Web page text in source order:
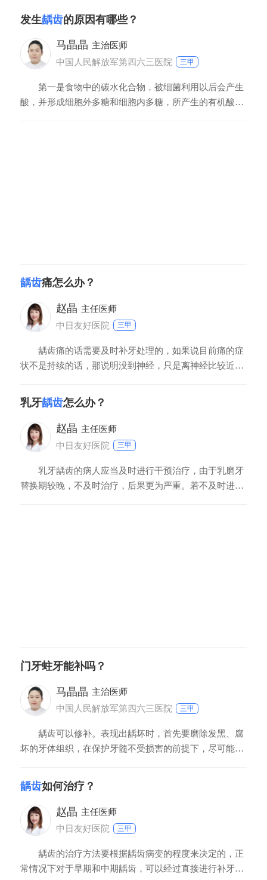
发生龋齿的原因有哪些？
马晶晶 主治医师
中国人民解放军第四六三医院
三甲
第一是食物中的碳水化合物，被细菌利用以后会产生
酸，并形成细胞外多糖和细胞内多糖，所产生的有机酸有
龋齿痛怎么办？
赵晶 主任医师
中日友好医院
三甲
龋齿痛的话需要及时补牙处理的，如果说目前痛的症
状不是持续的话，那说明没到神经，只是离神经比较近，
疼痛已经是持续了，而且表现出了放射痛，夜间痛，那这
种的话是需要做根管治疗的，这样的话需要贵一点，400
到1000左右。
乳牙龋齿怎么办？
赵晶 主任医师
中日友好医院
三甲
乳牙龋齿的病人应当及时进行干预治疗，由于乳磨牙
替换期较晚，不及时治疗，后果更为严重。若不及时进行
门牙蛀牙能补吗？
马晶晶 主治医师
中国人民解放军第四六三医院
三甲
龋齿可以修补。表现出龋坏时，首先要磨除发黑、腐
坏的牙体组织，在保护牙髓不受损害的前提下，尽可能去
边缘，去除薄壁的弱尖，用接近牙齿颜色的树脂材料充
填。如牙有冷、热、敏感等表现，可在洞底填上护髓剂垫
底后再进行充填。如龋洞较深，已露髓，可在局麻下去除
牙
龋齿如何治疗？
赵晶 主任医师
中日友好医院
三甲
龋齿的治疗方法要根据龋齿病变的程度来决定的，正
常情况下对于早期和中期龋齿，可以经过直接进行补牙治